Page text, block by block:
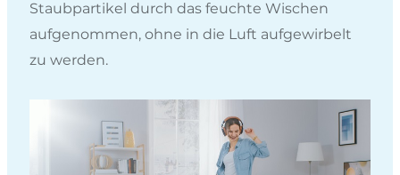
Staubpartikel durch das feuchte Wischen
aufgenommen, ohne in die Luft aufgewirbelt
zu werden.